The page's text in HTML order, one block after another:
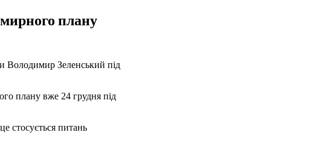
плану
Володимир Зеленський під
плану вже 24 грудня під
стосується питань